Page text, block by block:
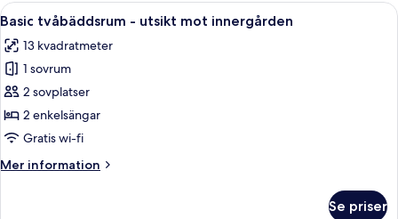
utsikt
innergården
Öppna
alla
foton
för
Basic
tvåbäddsrum
-
mot
Ett sovrum med två sängar, ett
1
Basic tvåbäddsrum - utsikt mot innergården
13 kvadratmeter
1 sovrum
2 sovplatser
2 enkelsängar
Gratis wi-fi
Mer information
Mer
Se priser